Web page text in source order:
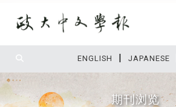
ENGLISH | JAPANESE
期刊浏览